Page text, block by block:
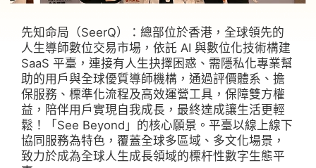
先知命局（SeerQ）：總部位於香港，全球領先的
人生導師數位交易市場，依託 AI 與數位化技術構建
SaaS 平臺，連接有人生抉擇困惑、需隱私化專業幫
助的用戶與全球優質導師機構，通過評價體系、擔
保服務、標準化流程及高效運營工具，保障雙方權
益，陪伴用戶實現自我成長，最終達成讓生活更輕
鬆！「See Beyond」的核心願景。平臺以線上線下
協同服務為特色，覆蓋全球多區域、多文化場景，
致力於成為全球人生成長領域的標杆性數字生態平